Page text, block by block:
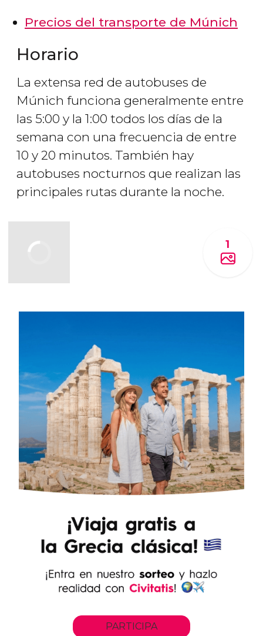
Precios del transporte de Múnich
Horario
La extensa red de autobuses de
Múnich funciona generalmente entre
las 5:00 y la 1:00 todos los días de la
semana con una frecuencia de entre
10 y 20 minutos. También hay
autobuses nocturnos que realizan las
principales rutas durante la noche.
1